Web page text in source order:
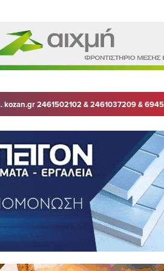
kozan.gr 2461502102 & 2461037209 &